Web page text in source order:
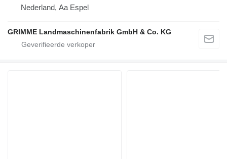
Nederland, Aa Espel
GRIMME Landmaschinenfabrik GmbH & Co. KG